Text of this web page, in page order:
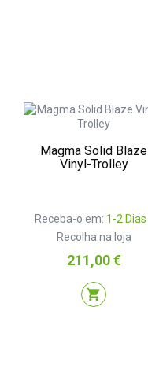
Magma Solid Blaze
Vinyl-Trolley
Receba-o em: 1-2 Dias
Recolha na loja
Preço
211,00 €
shopping_cart